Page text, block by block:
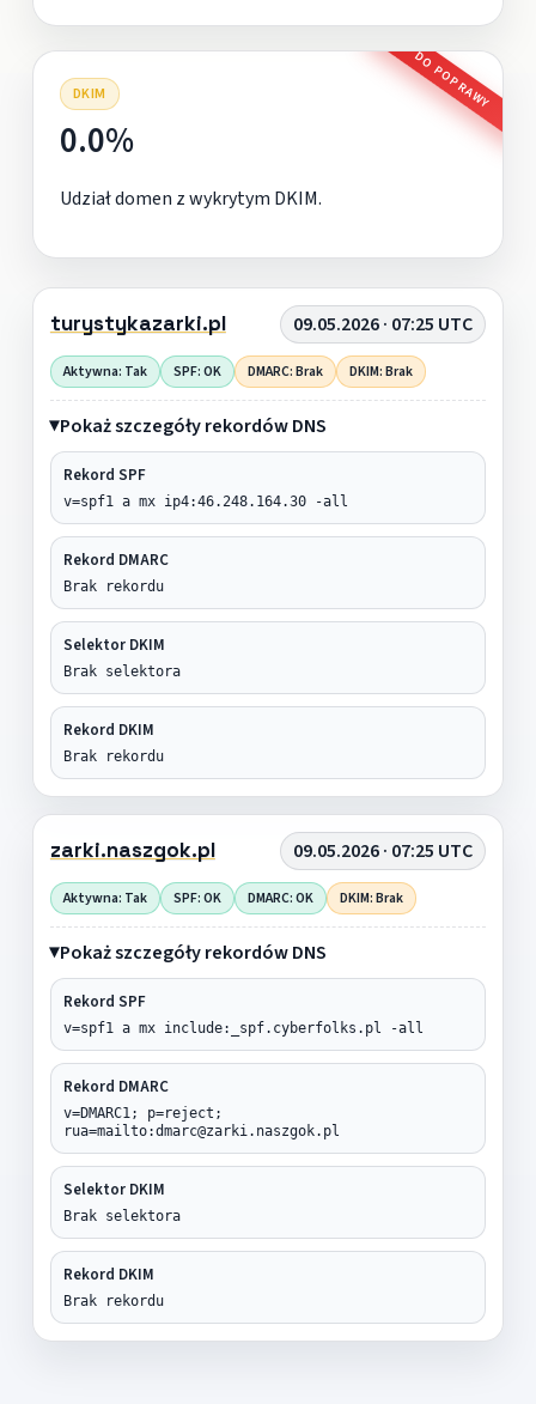
DKIM DO POPRAWY
0.0%
Udział domen z wykrytym DKIM.
turystykazarki.pl 09.05.2026 · 07:25 UTC
Aktywna: Tak SPF: OK DMARC: Brak DKIM: Brak
Pokaż szczegóły rekordów DNS
Rekord SPF
v=spf1 a mx ip4:46.248.164.30 -all
Rekord DMARC
Brak rekordu
Selektor DKIM
Brak selektora
Rekord DKIM
Brak rekordu
zarki.naszgok.pl 09.05.2026 · 07:25 UTC
Aktywna: Tak SPF: OK DMARC: OK DKIM: Brak
Pokaż szczegóły rekordów DNS
Rekord SPF
v=spf1 a mx include:_spf.cyberfolks.pl -all
Rekord DMARC
v=DMARC1; p=reject;
rua=mailto:dmarc@zarki.naszgok.pl
Selektor DKIM
Brak selektora
Rekord DKIM
Brak rekordu